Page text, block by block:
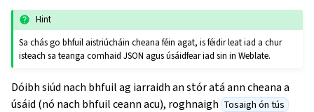
Hint
Sa chás go bhfuil aistriúcháin cheana féin agat, is féidir leat iad a chur
isteach sa teanga comhaid JSON agus úsáidfear iad sin in Weblate.
Dóibh siúd nach bhfuil ag iarraidh an stór atá ann cheana a
úsáid (nó nach bhfuil ceann acu), roghnaigh Tosaigh ón tús